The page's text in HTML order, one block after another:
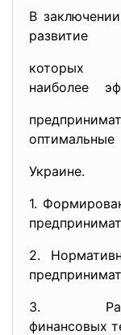
В
развитие
которых
наиболее
Украине.
1.
2.
3.
финансовых